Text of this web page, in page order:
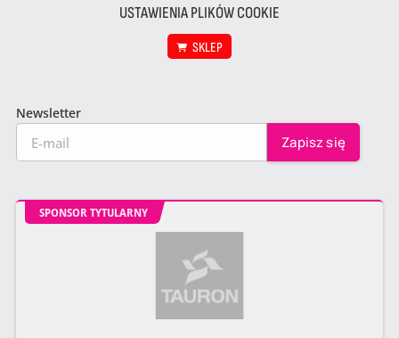
USTAWIENIA PLIKÓW COOKIE
SKLEP
Newsletter
SPONSOR TYTULARNY